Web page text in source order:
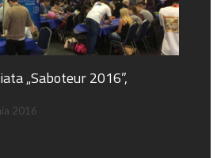
„Saboteur 2016”,
2016